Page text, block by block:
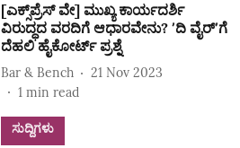
[ಎಕ್ಸ್‌ಪ್ರೆಸ್‌ ವೇ] ಮುಖ್ಯ ಕಾರ್ಯದರ್ಶಿ
ವಿರುದ್ಧದ ವರದಿಗೆ ಆಧಾರವೇನು? ʼದಿ ವೈರ್‌ʼಗೆ
ದೆಹಲಿ ಹೈಕೋರ್ಟ್ ಪ್ರಶ್ನೆ
Bar & Bench
21 Nov 2023
1 min read
ಸುದ್ದಿಗಳು